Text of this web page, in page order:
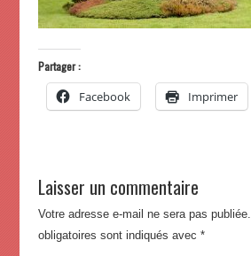
Partager :
Facebook Imprimer
Laisser un commentaire
Votre adresse e-mail ne sera pas publiée.
obligatoires sont indiqués avec *